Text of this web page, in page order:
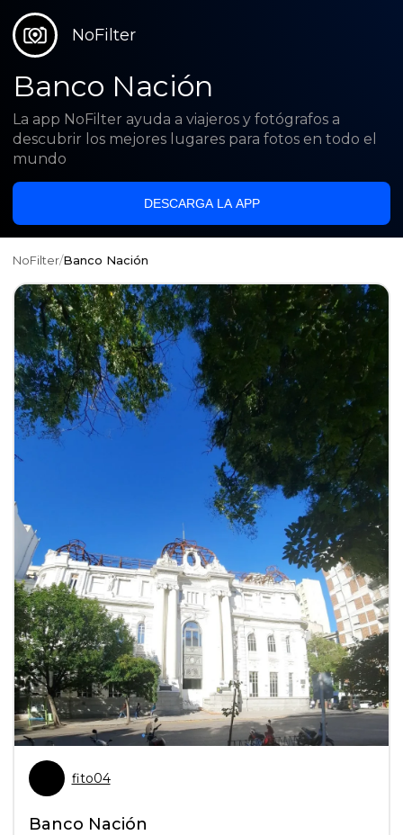
NoFilter
Banco Nación
La app NoFilter ayuda a viajeros y fotógrafos a
descubrir los mejores lugares para fotos en todo el
mundo
DESCARGA LA APP
NoFilter/Banco Nación
fito04
Banco Nación